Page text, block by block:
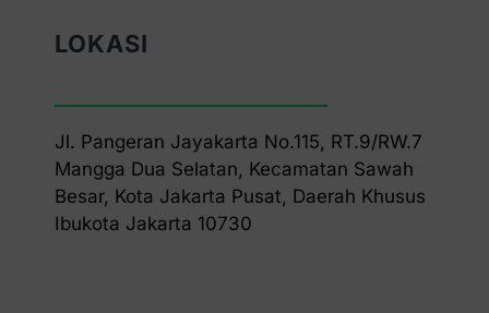
LOKASI
Jl. Pangeran Jayakarta No.115, RT.9/RW.7
Mangga Dua Selatan, Kecamatan Sawah
Besar, Kota Jakarta Pusat, Daerah Khusus
Ibukota Jakarta 10730